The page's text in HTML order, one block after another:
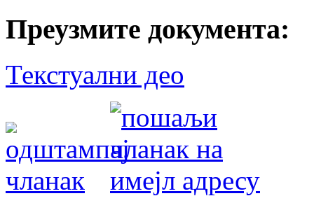
Преузмите документа:
Текстуални део